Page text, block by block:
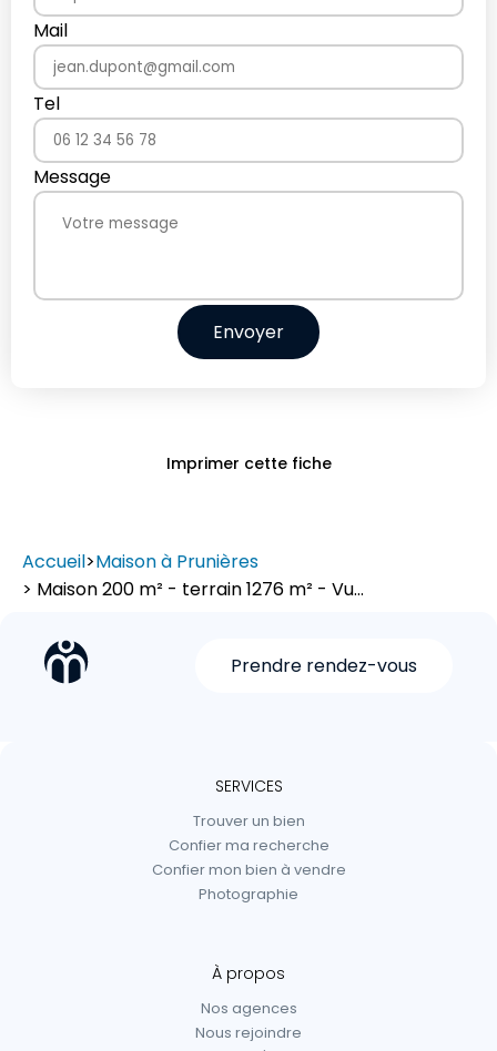
Mail
Tel
Message
Envoyer
Imprimer cette fiche
Accueil>Maison à Prunières
> Maison 200 m² - terrain 1276 m² - Vu...
Prendre rendez-vous
SERVICES
Trouver un bien
Confier ma recherche
Confier mon bien à vendre
Photographie
À propos
Nos agences
Nous rejoindre